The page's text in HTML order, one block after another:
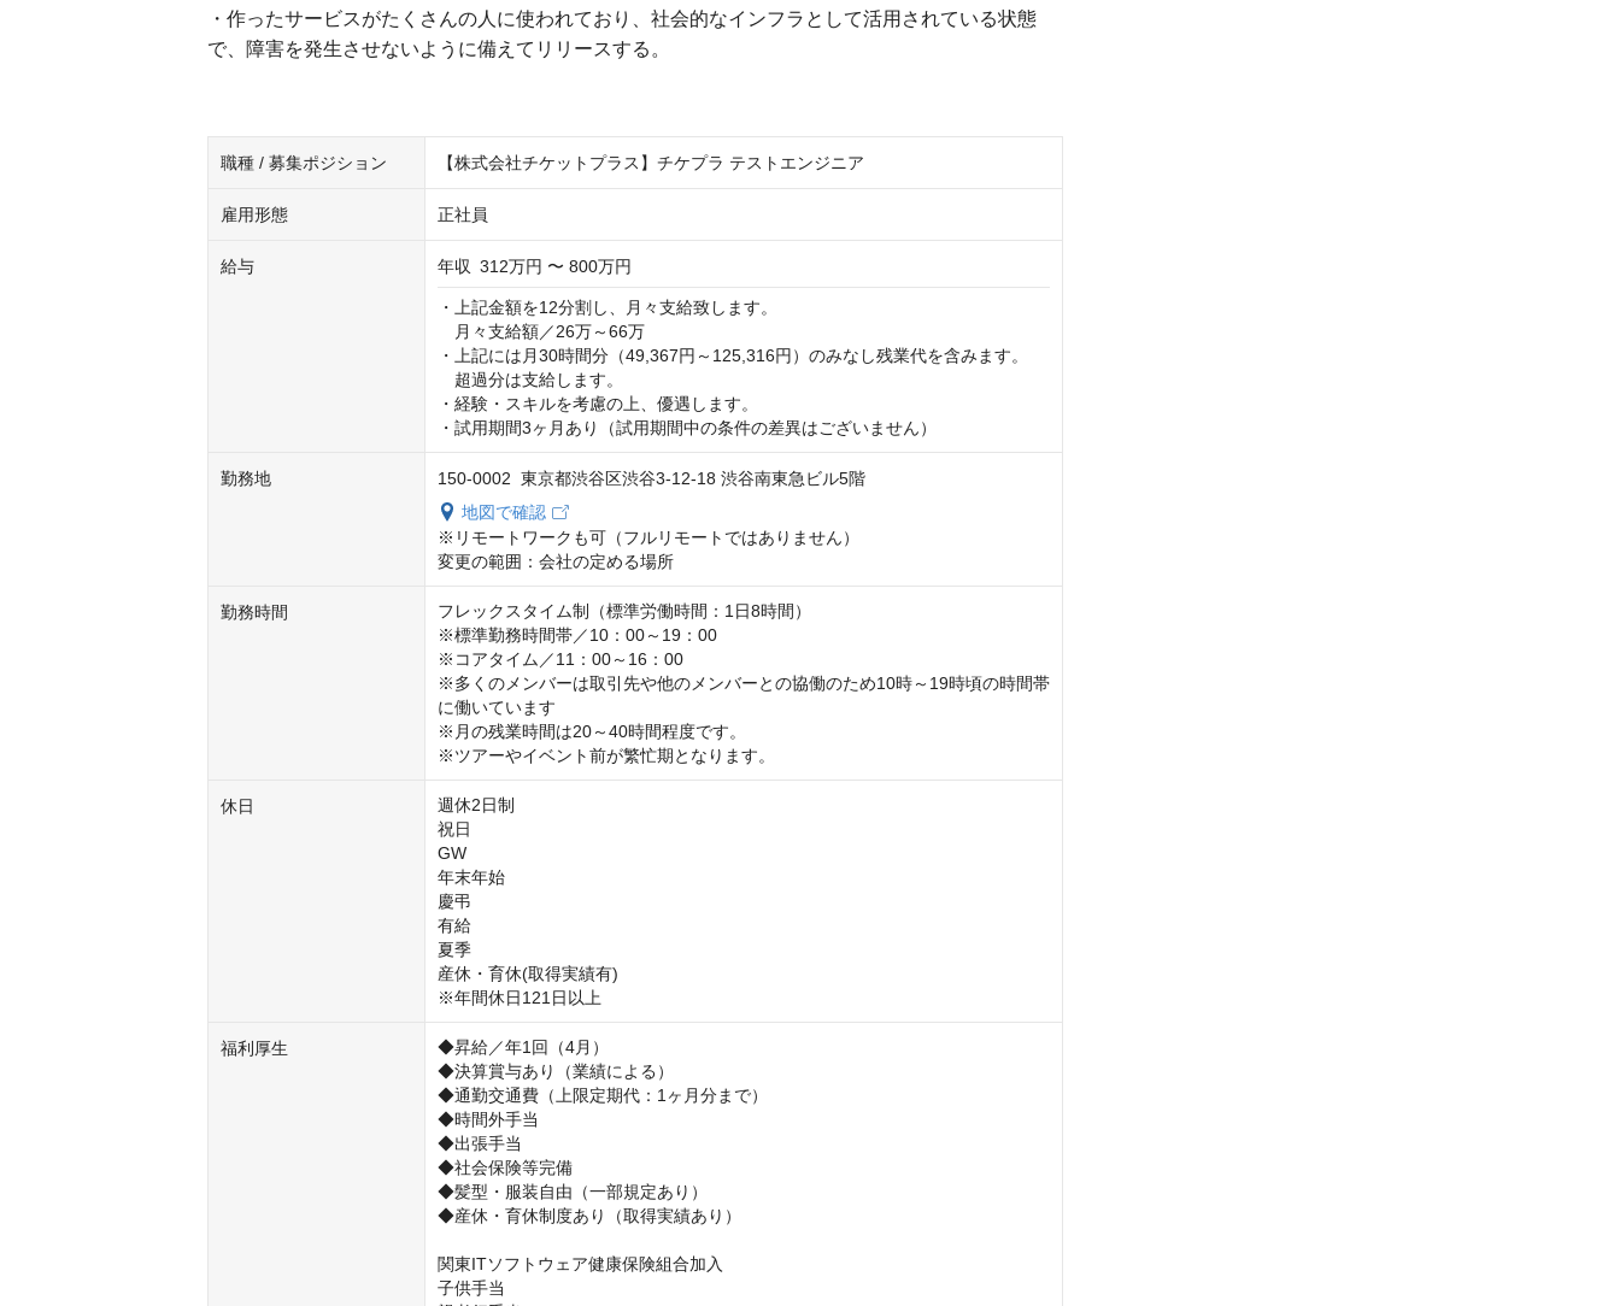
・作ったサービスがたくさんの人に使われており、社会的なインフラとして活用されている状態
で、障害を発生させないように備えてリリースする。
職種 / 募集ポジション 【株式会社チケットプラス】チケプラ テストエンジニア
雇用形態 正社員
給与 年収 312万円 〜 800万円
・上記金額を12分割し、月々支給致します。
月々支給額／26万～66万
・上記には月30時間分（49,367円～125,316円）のみなし残業代を含みます。
超過分は支給します。
・経験・スキルを考慮の上、優遇します。
・試用期間3ヶ月あり（試用期間中の条件の差異はございません）
勤務地
150-0002 東京都渋谷区渋谷3-12-18 渋谷南東急ビル5階
地図で確認
※リモートワークも可（フルリモートではありません）
変更の範囲：会社の定める場所
勤務時間
フレックスタイム制（標準労働時間：1日8時間）
※標準勤務時間帯／10：00～19：00
※コアタイム／11：00～16：00
※多くのメンバーは取引先や他のメンバーとの協働のため10時～19時頃の時間帯
に働いています
※月の残業時間は20～40時間程度です。
※ツアーやイベント前が繁忙期となります。
休日
週休2日制
祝日
GW
年末年始
慶弔
有給
夏季
産休・育休(取得実績有)
※年間休日121日以上
福利厚生
◆昇給／年1回（4月）
◆決算賞与あり（業績による）
◆通勤交通費（上限定期代：1ヶ月分まで）
◆時間外手当
◆出張手当
◆社会保険等完備
◆髪型・服装自由（一部規定あり）
◆産休・育休制度あり（取得実績あり）
関東ITソフトウェア健康保険組合加入
子供手当